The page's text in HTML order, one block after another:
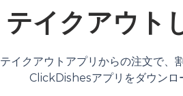
テイクアウト
テイクアウトアプリからの注文で、
ClickDishesアプリをダウンロ